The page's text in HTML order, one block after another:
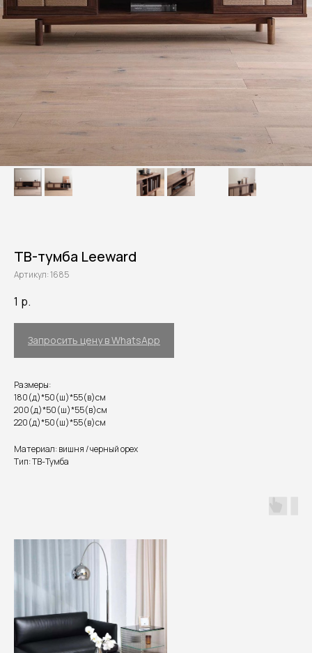
ТВ-тумба Leeward
Артикул:1685
1 р.
Запросить цену в WhatsApp
Размеры:
180(д)*50(ш)*55(в)см
200(д)*50(ш)*55(в)см
220(д)*50(ш)*55(в)см
Материал: вишня / черный орех
Тип: ТВ-Тумба